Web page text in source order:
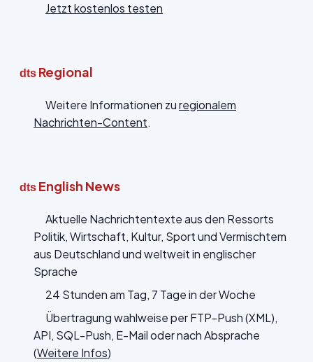
Jetzt kostenlos testen
dts Regional
Weitere Informationen zuregionalem
Nachrichten-Content.
dts English News
Aktuelle Nachrichtentexte aus den Ressorts
Politik, Wirtschaft, Kultur, Sport und Vermischtem
aus Deutschland und weltweit in englischer
Sprache
24 Stunden am Tag, 7 Tage in der Woche
Übertragung wahlweise per FTP-Push (XML),
API, SQL-Push, E-Mail oder nach Absprache
(Weitere Infos)